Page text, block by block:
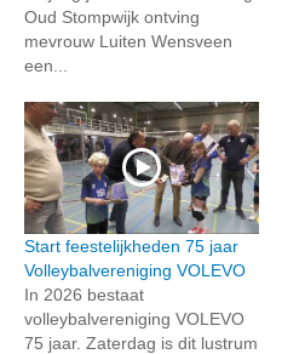
Oud Stompwijk ontving
mevrouw Luiten Wensveen
een...
Start feestelijkheden 75 jaar
Volleybalvereniging VOLEVO
In 2026 bestaat
volleybalvereniging VOLEVO
75 jaar. Zaterdag is dit lustrum